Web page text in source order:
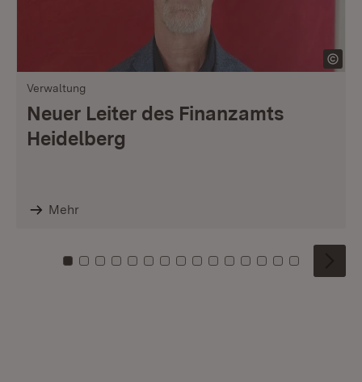
Verwaltung
Neuer Leiter des Finanzamts
Heidelberg
Mehr
Zu Kachel: 0
Zu Kachel: 1
Zu Kachel: 2
Zu Kachel: 3
Zu Kachel: 4
Zu Kachel: 5
Zu Kachel: 6
Zu Kachel: 7
Zu Kachel: 8
Zu Kachel: 9
Zu Kachel: 10
Zu Kachel: 11
Zu Kachel: 12
Zu Kachel:
Zu